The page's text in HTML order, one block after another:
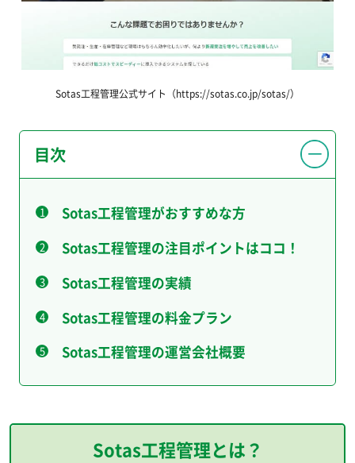
Sotas工程管理公式サイト（https://sotas.co.jp/sotas/）
目次
Sotas工程管理がおすすめな方
Sotas工程管理の注目ポイントはココ！
Sotas工程管理の実績
Sotas工程管理の料金プラン
Sotas工程管理の運営会社概要
Sotas工程管理とは？